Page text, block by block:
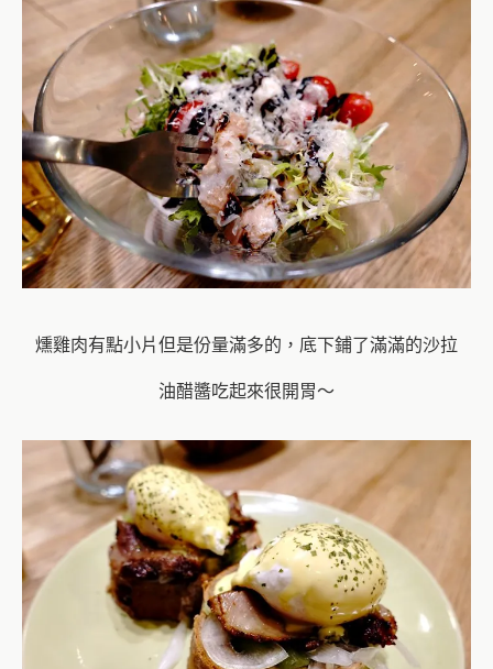
燻雞肉有點小片但是份量滿多的，底下鋪了滿滿的沙拉
油醋醬吃起來很開胃～